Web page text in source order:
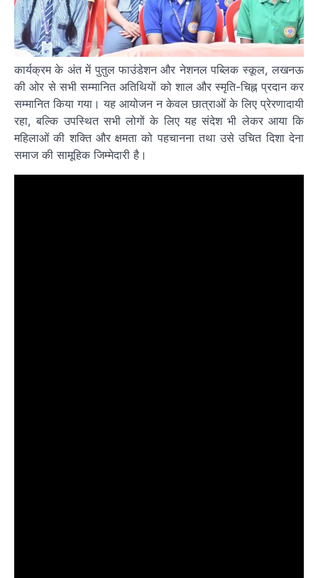
कार्यक्रम के अंत में पुतुल फाउंडेशन और नेशनल पब्लिक स्कूल, लखनऊ
की ओर से सभी सम्मानित अतिथियों को शाल और स्मृति-चिह्न प्रदान कर
सम्मानित किया गया। यह आयोजन न केवल छात्राओं के लिए प्रेरणादायी
रहा, बल्कि उपस्थित सभी लोगों के लिए यह संदेश भी लेकर आया कि
महिलाओं की शक्ति और क्षमता को पहचानना तथा उसे उचित दिशा देना
समाज की सामूहिक जिम्मेदारी है।